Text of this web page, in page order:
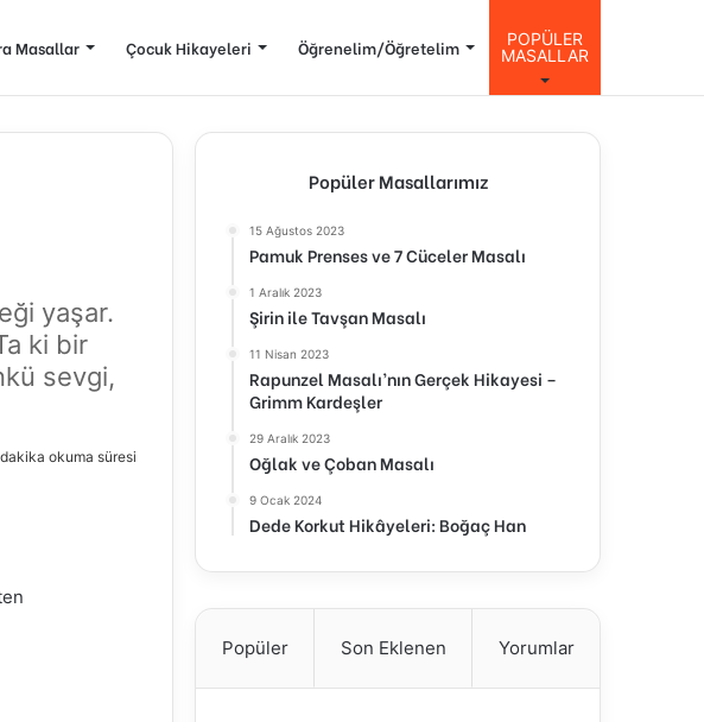
Masallar Çocuk Hikayeleri Öğrenelim/Öğretelim
POPÜLER
MASALLAR
yaşar.
ki bir
sevgi,
okuma süresi
Popüler Masallarımız
15 Ağustos 2023
Pamuk Prenses ve 7 Cüceler Masalı
1 Aralık 2023
Şirin ile Tavşan Masalı
11 Nisan 2023
Rapunzel Masalı’nın Gerçek Hikayesi –
Grimm Kardeşler
29 Aralık 2023
Oğlak ve Çoban Masalı
9 Ocak 2024
Dede Korkut Hikâyeleri: Boğaç Han
Popüler Son Eklenen Yorumlar